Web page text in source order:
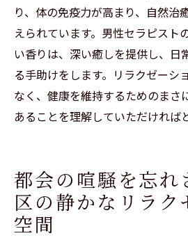
り、体の免疫力が高まり、自然治
えられています。男性セラピスト
い香りは、深い癒しを提供し、日
る手助けをします。リラクゼーシ
なく、健康を維持するためのまさ
あることを理解していただければ
都会の喧騒を忘れ
区の静かなリラク
空間